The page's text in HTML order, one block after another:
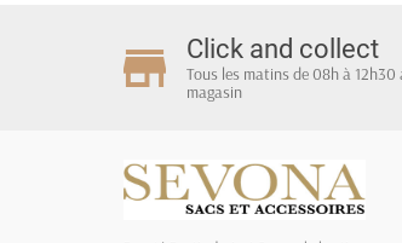
Click and collect
Tous les matins de 08h à 12h30
magasin